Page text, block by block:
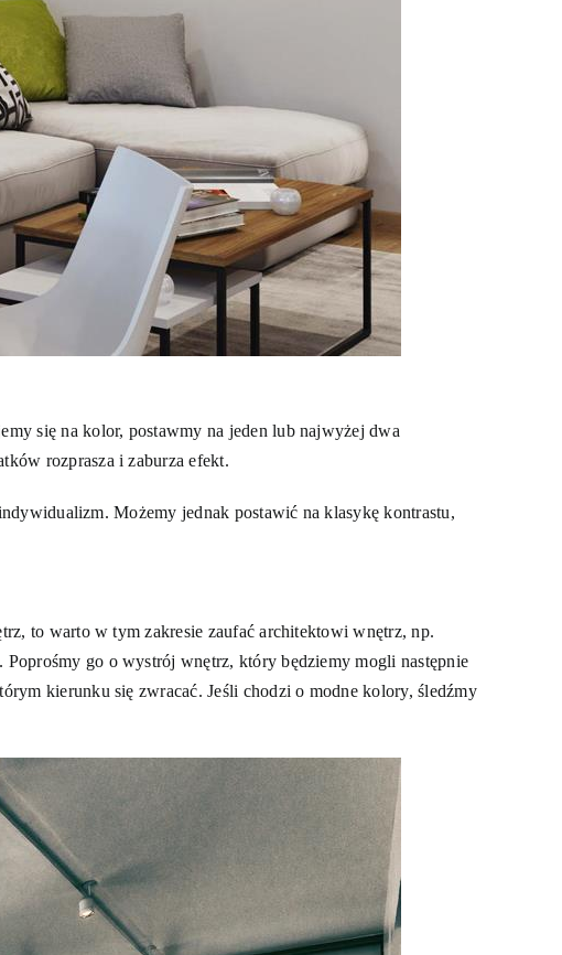
się na kolor, postawmy na jeden lub najwyżej dwa
rozprasza i zaburza efekt.
Możemy jednak postawić na klasykę kontrastu,
to warto w tym zakresie zaufać architektowi wnętrz, np.
go o wystrój wnętrz, który będziemy mogli następnie
kierunku się zwracać. Jeśli chodzi o modne kolory, śledźmy